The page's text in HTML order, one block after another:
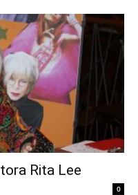
Rita Lee
0